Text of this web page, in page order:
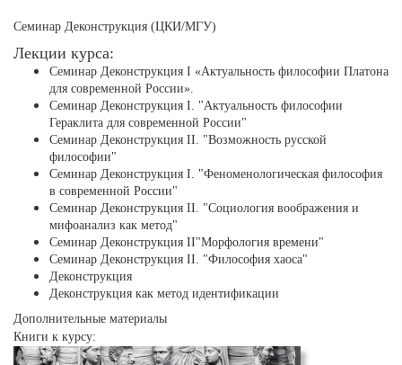
Семинар Деконструкция (ЦКИ/МГУ)
Лекции курса:
Cеминар Деконструкция I «Актуальность философии Платона
для современной России».
Cеминар Деконструкция I. "Актуальность философии
Гераклита для современной России"
Cеминар Деконструкция II. "Возможность русской
философии"
Семинар Деконструкция I. "Феноменологическая философия
в современной России"
Cеминар Деконструкция II. "Социология воображения и
мифоанализ как метод"
Семинар Деконструкция II"Морфология времени"
Семинар Деконструкция II. "Философия хаоса"
Деконструкция
Деконструкция как метод идентификации
Дополнительные материалы
Книги к курсу: